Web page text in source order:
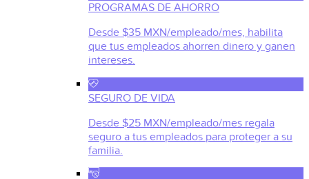
PROGRAMAS DE AHORRO
Desde $35 MXN/empleado/mes, habilita
que tus empleados ahorren dinero y ganen
intereses.
SEGURO DE VIDA
Desde $25 MXN/empleado/mes regala
seguro a tus empleados para proteger a su
familia.